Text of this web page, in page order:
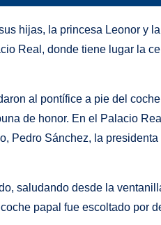
hijas, la princesa Leonor y
Real, donde tiene lugar la
al pontífice a pie del
de honor. En el Palacio
Pedro Sánchez, la
saludando desde la
papal fue escoltado por